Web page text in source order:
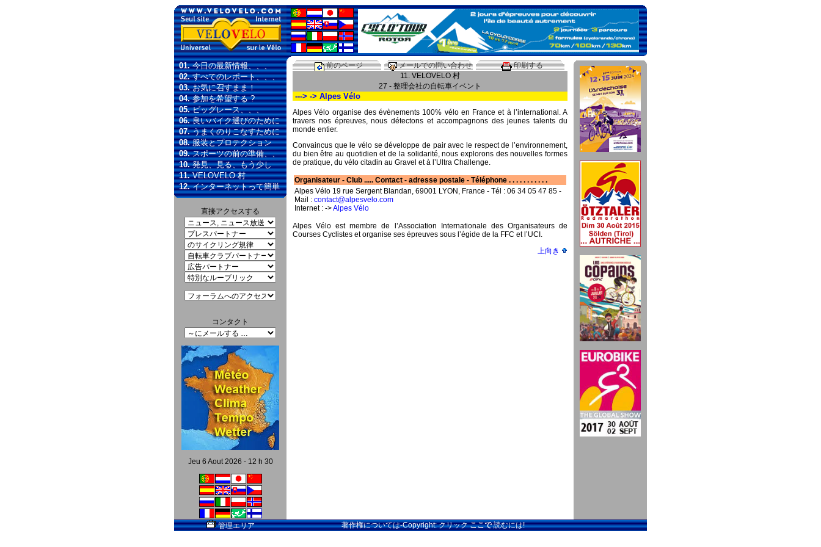
01.今日の最新情報、、、
02.すべてのレポート、、、
03.お気に召すまま！
04.参加を希望する ?
05.ビッグレース、、、
06.良いバイク選びのために
07.うまくのりこなすために
08.服装とプロテクション
09.スポーツの前の準備、、
10.発見、見る、もう少し
11.VELOVELO 村
12.インターネットって簡単
直接アクセスする
コンタクト
Jeu 6 Aout 2026 - 12 h 30
前のページ メールでの問い合わせ
印刷する
11. VELOVELO 村
27 - 整理会社の自転車イベント
---> -> Alpes Vélo
Alpes Vélo organise des évènements 100% vélo en France et à l’international. A
travers nos épreuves, nous détectons et accompagnons des jeunes talents du
monde entier.
Convaincus que le vélo se développe de pair avec le respect de l’environnement,
du bien être au quotidien et de la solidarité, nous explorons des nouvelles formes
de pratique, du vélo citadin au Gravel et à l’Ultra Challenge.
Organisateur - Club ..... Contact - adresse postale - Téléphone . . . . . . . . . . .
Alpes Vélo 19 rue Sergent Blandan, 69001 LYON, France - Tél : 06 34 05 47 85 -
Mail : contact@alpesvelo.com
Internet : ->Alpes Vélo
Alpes Vélo est membre de l’Association Internationale des Organisateurs de
Courses Cyclistes et organise ses épreuves sous l’égide de la FFC et l’UCI.
上向き
管理エリア 著作権については-Copyright: クリックここで読むには!